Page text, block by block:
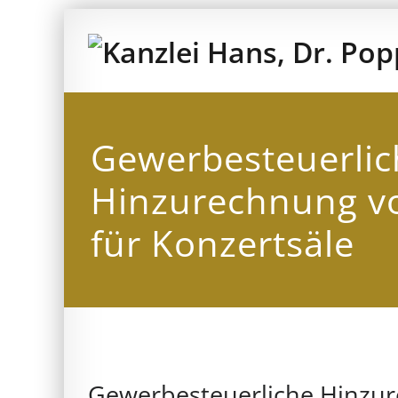
Inhalt
springen
Hinzurechnung
für Konzertsäle